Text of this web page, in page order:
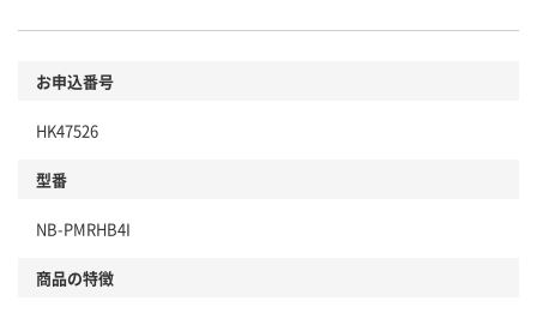
お申込番号
HK47526
型番
NB-PMRHB4I
商品の特徴